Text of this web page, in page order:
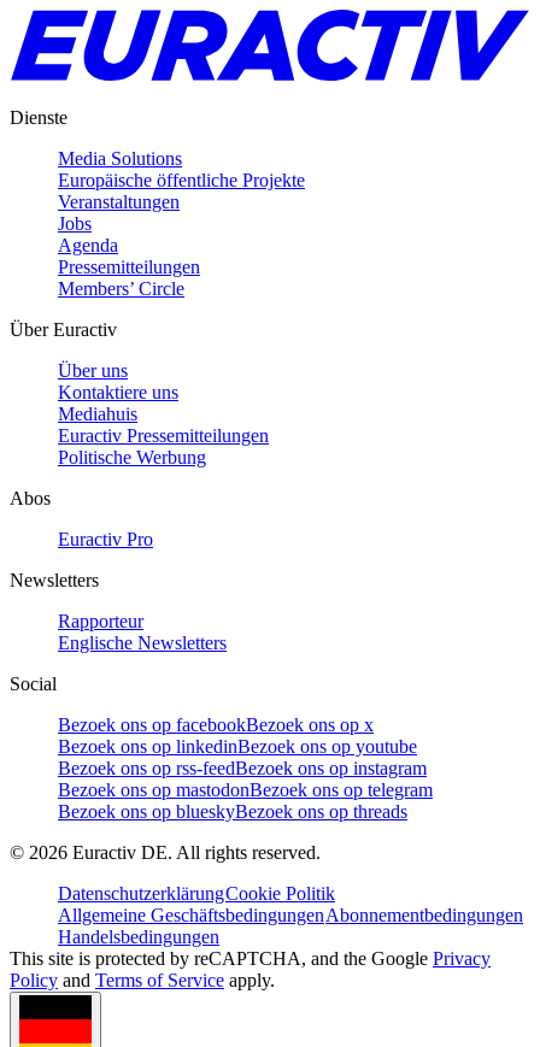
Dienste
Media Solutions
Europäische öffentliche Projekte
Veranstaltungen
Jobs
Agenda
Pressemitteilungen
Members’ Circle
Über Euractiv
Über uns
Kontaktiere uns
Mediahuis
Euractiv Pressemitteilungen
Politische Werbung
Abos
Euractiv Pro
Newsletters
Rapporteur
Englische Newsletters
Social
Bezoek ons op facebookBezoek ons op x
Bezoek ons op linkedinBezoek ons op youtube
Bezoek ons op rss-feedBezoek ons op instagram
Bezoek ons op mastodonBezoek ons op telegram
Bezoek ons op blueskyBezoek ons op threads
© 2026 Euractiv DE. All rights reserved.
DatenschutzerklärungCookie Politik
Allgemeine GeschäftsbedingungenAbonnementbedingungen
Handelsbedingungen
This site is protected by reCAPTCHA, and the Google Privacy
Policy and Terms of Service apply.